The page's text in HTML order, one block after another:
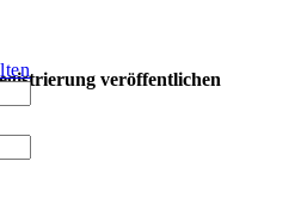
veröffentlichen